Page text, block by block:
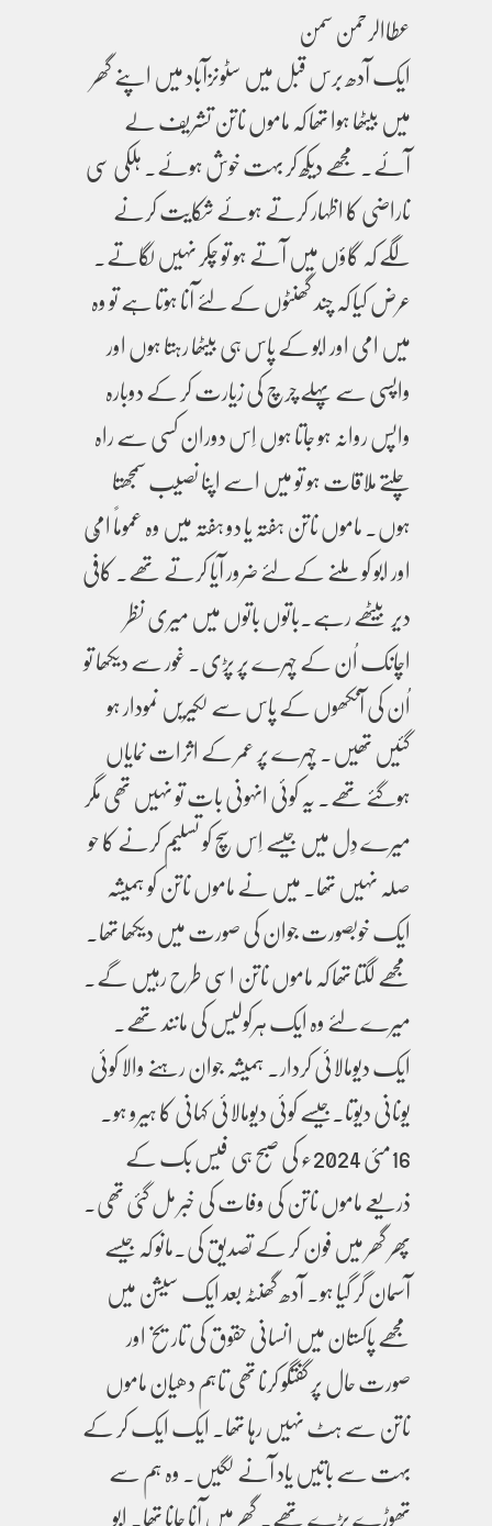
عطاالرحمن سمن
ایک آدھ برس قبل میں سٹونزآباد میں اپنے گھر
میں بیٹھا ہوا تھا کہ ماموں ناتن تشریف لے
آئے۔ مجھے دیکھ کر بہت خوش ہوئے۔ ہلکی سی
ناراضی کا اظہار کرتے ہوئے شکایت کرنے
لگے کہ گاؤں میں آتے ہو تو چکر نہیں لگاتے۔
عرض کیا کہ چند گھنٹوں کے لئے آنا ہوتا ہے تو وہ
میں امی اور ابو کے پاس ہی بیٹھا رہتا ہوں اور
واپسی سے پہلے چرچ کی زیارت کر کے دوبارہ
واپس روانہ ہو جاتا ہوں اِس دوران کسی سے راہ
چلتے ملاقات ہو تو میں اسے اپنا نصیب سمجھتا
ہوں۔ ماموں ناتن ہفتہ یا دو ہفتہ میں وہ عموماً امّی
اور ابو کو ملنے کے لئے ضرور آیا کرتے تھے۔ کافی
دیر بیٹھے رہے۔باتوں باتوں میں میری نظر
اچانک اُن کے چہرے پر پڑی۔ غور سے دیکھا تو
اُن کی آنکھوں کے پاس سے لکیریں نمودار ہو
گئیں تھیں۔ چہرے پر عمر کے اثرات نمایاں
ہوگئے تھے۔ یہ کوئی انہونی بات تو نہیں تھی مگر
میرے دِل میں جیسے اِس سچ کو تسلیم کرنے کا حو
صلہ نہیں تھا۔ میں نے ماموں ناتن کو ہمیشہ
ایک خوبصورت جوان کی صورت میں دیکھا تھا۔
مجھے لگتا تھا کہ ماموں ناتن اسی طرح رہیں گے۔
میرے لئے وہ ایک ہرکولیس کی مانند تھے۔
ایک دیومالائی کردار۔ ہمیشہ جوان رہنے والا کوئی
یونانی دیوتا۔جیسے کوئی دیومالائی کہانی کا ہیرو ہو۔
16مئی 2024ء کی صبح ہی فیس بک کے
ذریعے ماموں ناتن کی وفات کی خبر مل گئی تھی۔
پھر گھر میں فون کر کے تصدیق کی۔مانو کہ جیسے
آسمان گر گیا ہو۔ آدھ گھنٹہ بعد ایک سیشن میں
مجھے پاکستان میں انسانی حقوق کی تاریخ اور
صورت حال پر گفتگو کرنا تھی تاہم دھیان ماموں
ناتن سے ہٹ نہیں رہا تھا۔ ایک ایک کر کے
بہت سے باتیں یاد آنے لگیں۔ وہ ہم سے